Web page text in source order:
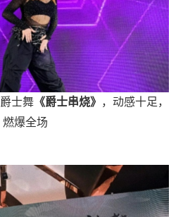
爵士舞 《爵士串烧》 ，动感十足，
燃爆全场